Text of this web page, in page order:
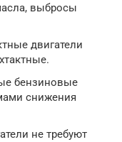
выбросы
двигатели
бензиновые
снижения
не требуют